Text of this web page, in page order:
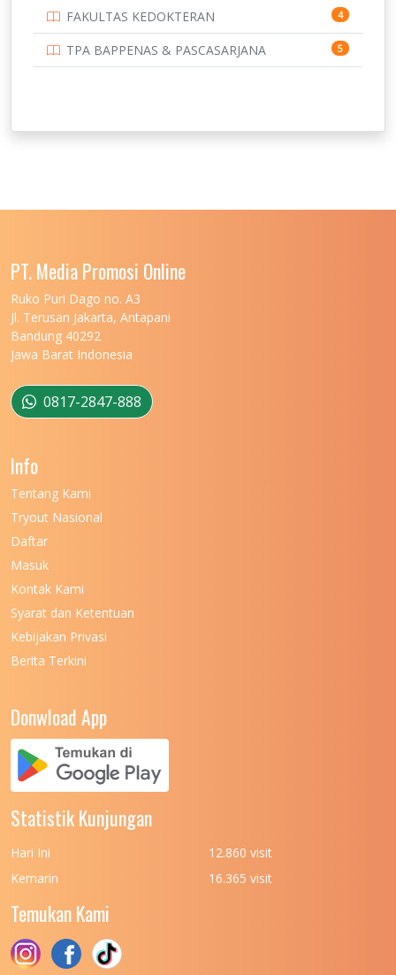
11
140
UNIVERSITAS JEMBER
UNIVERSITAS MALIKUSSALEH
UNIVERSITAS MARITIM RAJA ALI HAJI
UNIVERSITAS MATARAM
UNIVERSITAS MULAWARMAN
UNIVERSITAS MUSAMUS
UNIVERSITAS NEGERI KHAIRUN
UNIVERSITAS NEGERI MANADO
UNIVERSITAS NEGERI MEDAN
UNIVERSITAS NEGERI PADANG
UNIVERSITAS NUSA CENDANA
UNIVERSITAS PADJADJARAN
UNIVERSITAS PATTIMURA
(UPN) VETERAN JAKARTA
UNIVERSITAS PEMBANGUNAN NASIONAL
(UPN) VETERAN JAWA TIMUR
FAKULTAS KEDOKTERAN 4
TPA BAPPENAS & PASCASARJANA 5
PT. Media Promosi Online
Ruko Puri Dago no. A3
Jl. Terusan Jakarta, Antapani
Bandung 40292
Jawa Barat Indonesia
0817-2847-888
Info
Tentang Kami
Tryout Nasional
Daftar
Masuk
Kontak Kami
Syarat dan Ketentuan
Kebijakan Privasi
Berita Terkini
Donwload App
Statistik Kunjungan
Hari Ini
12.860 visit
Kemarin
16.365 visit
Temukan Kami